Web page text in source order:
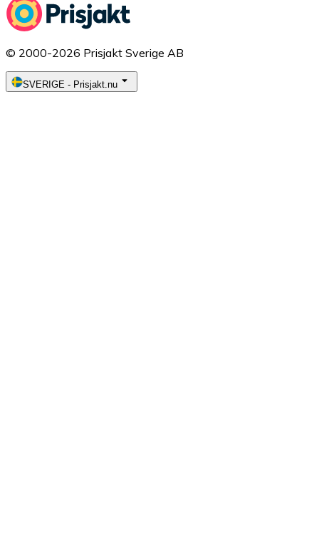
© 2000-2026 Prisjakt Sverige AB
SVERIGE - Prisjakt.nu